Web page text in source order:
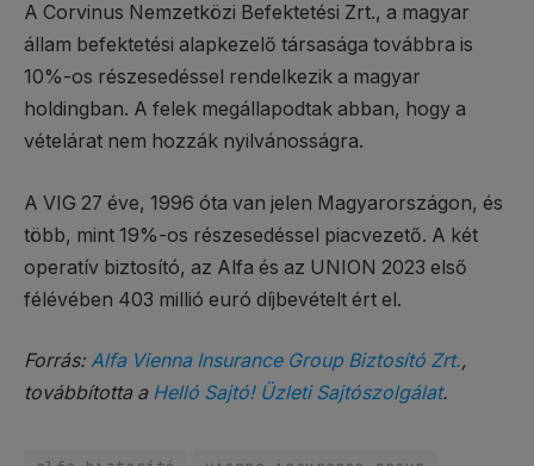
A Corvinus Nemzetközi Befektetési Zrt., a magyar
állam befektetési alapkezelő társasága továbbra is
10%-os részesedéssel rendelkezik a magyar
holdingban. A felek megállapodtak abban, hogy a
vételárat nem hozzák nyilvánosságra.
A VIG 27 éve, 1996 óta van jelen Magyarországon, és
több, mint 19%-os részesedéssel piacvezető. A két
operatív biztosító, az Alfa és az UNION 2023 első
félévében 403 millió euró díjbevételt ért el.
Forrás: Alfa Vienna Insurance Group Biztosító Zrt.,
továbbította a Helló Sajtó! Üzleti Sajtószolgálat.